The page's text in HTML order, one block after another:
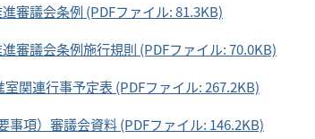
審議会条例 (PDFファイル: 81.3KB)
審議会条例施行規則 (PDFファイル: 70.0KB)
関連行事予定表 (PDFファイル: 267.2KB)
事項）審議会資料 (PDFファイル: 146.2KB)